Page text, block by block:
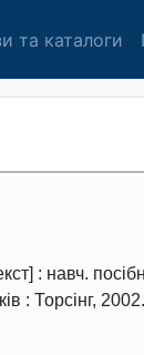
та каталоги
: навч.
: Тоpсiнг, 2002